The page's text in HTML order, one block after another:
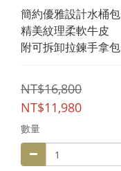
簡約優雅設計水桶包
精美紋理柔軟牛皮
附可拆卸拉鍊手拿包
NT$16,800
NT$11,980
數量